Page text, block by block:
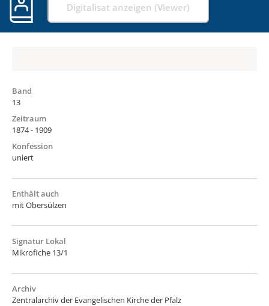
Digitalisat anzeigen (Viewer)
Band
13
Zeitraum
1874 - 1909
Konfession
uniert
Enthält auch
mit Obersülzen
Signatur Lokal
Mikrofiche 13/1
Archiv
Zentralarchiv der Evangelischen Kirche der Pfalz